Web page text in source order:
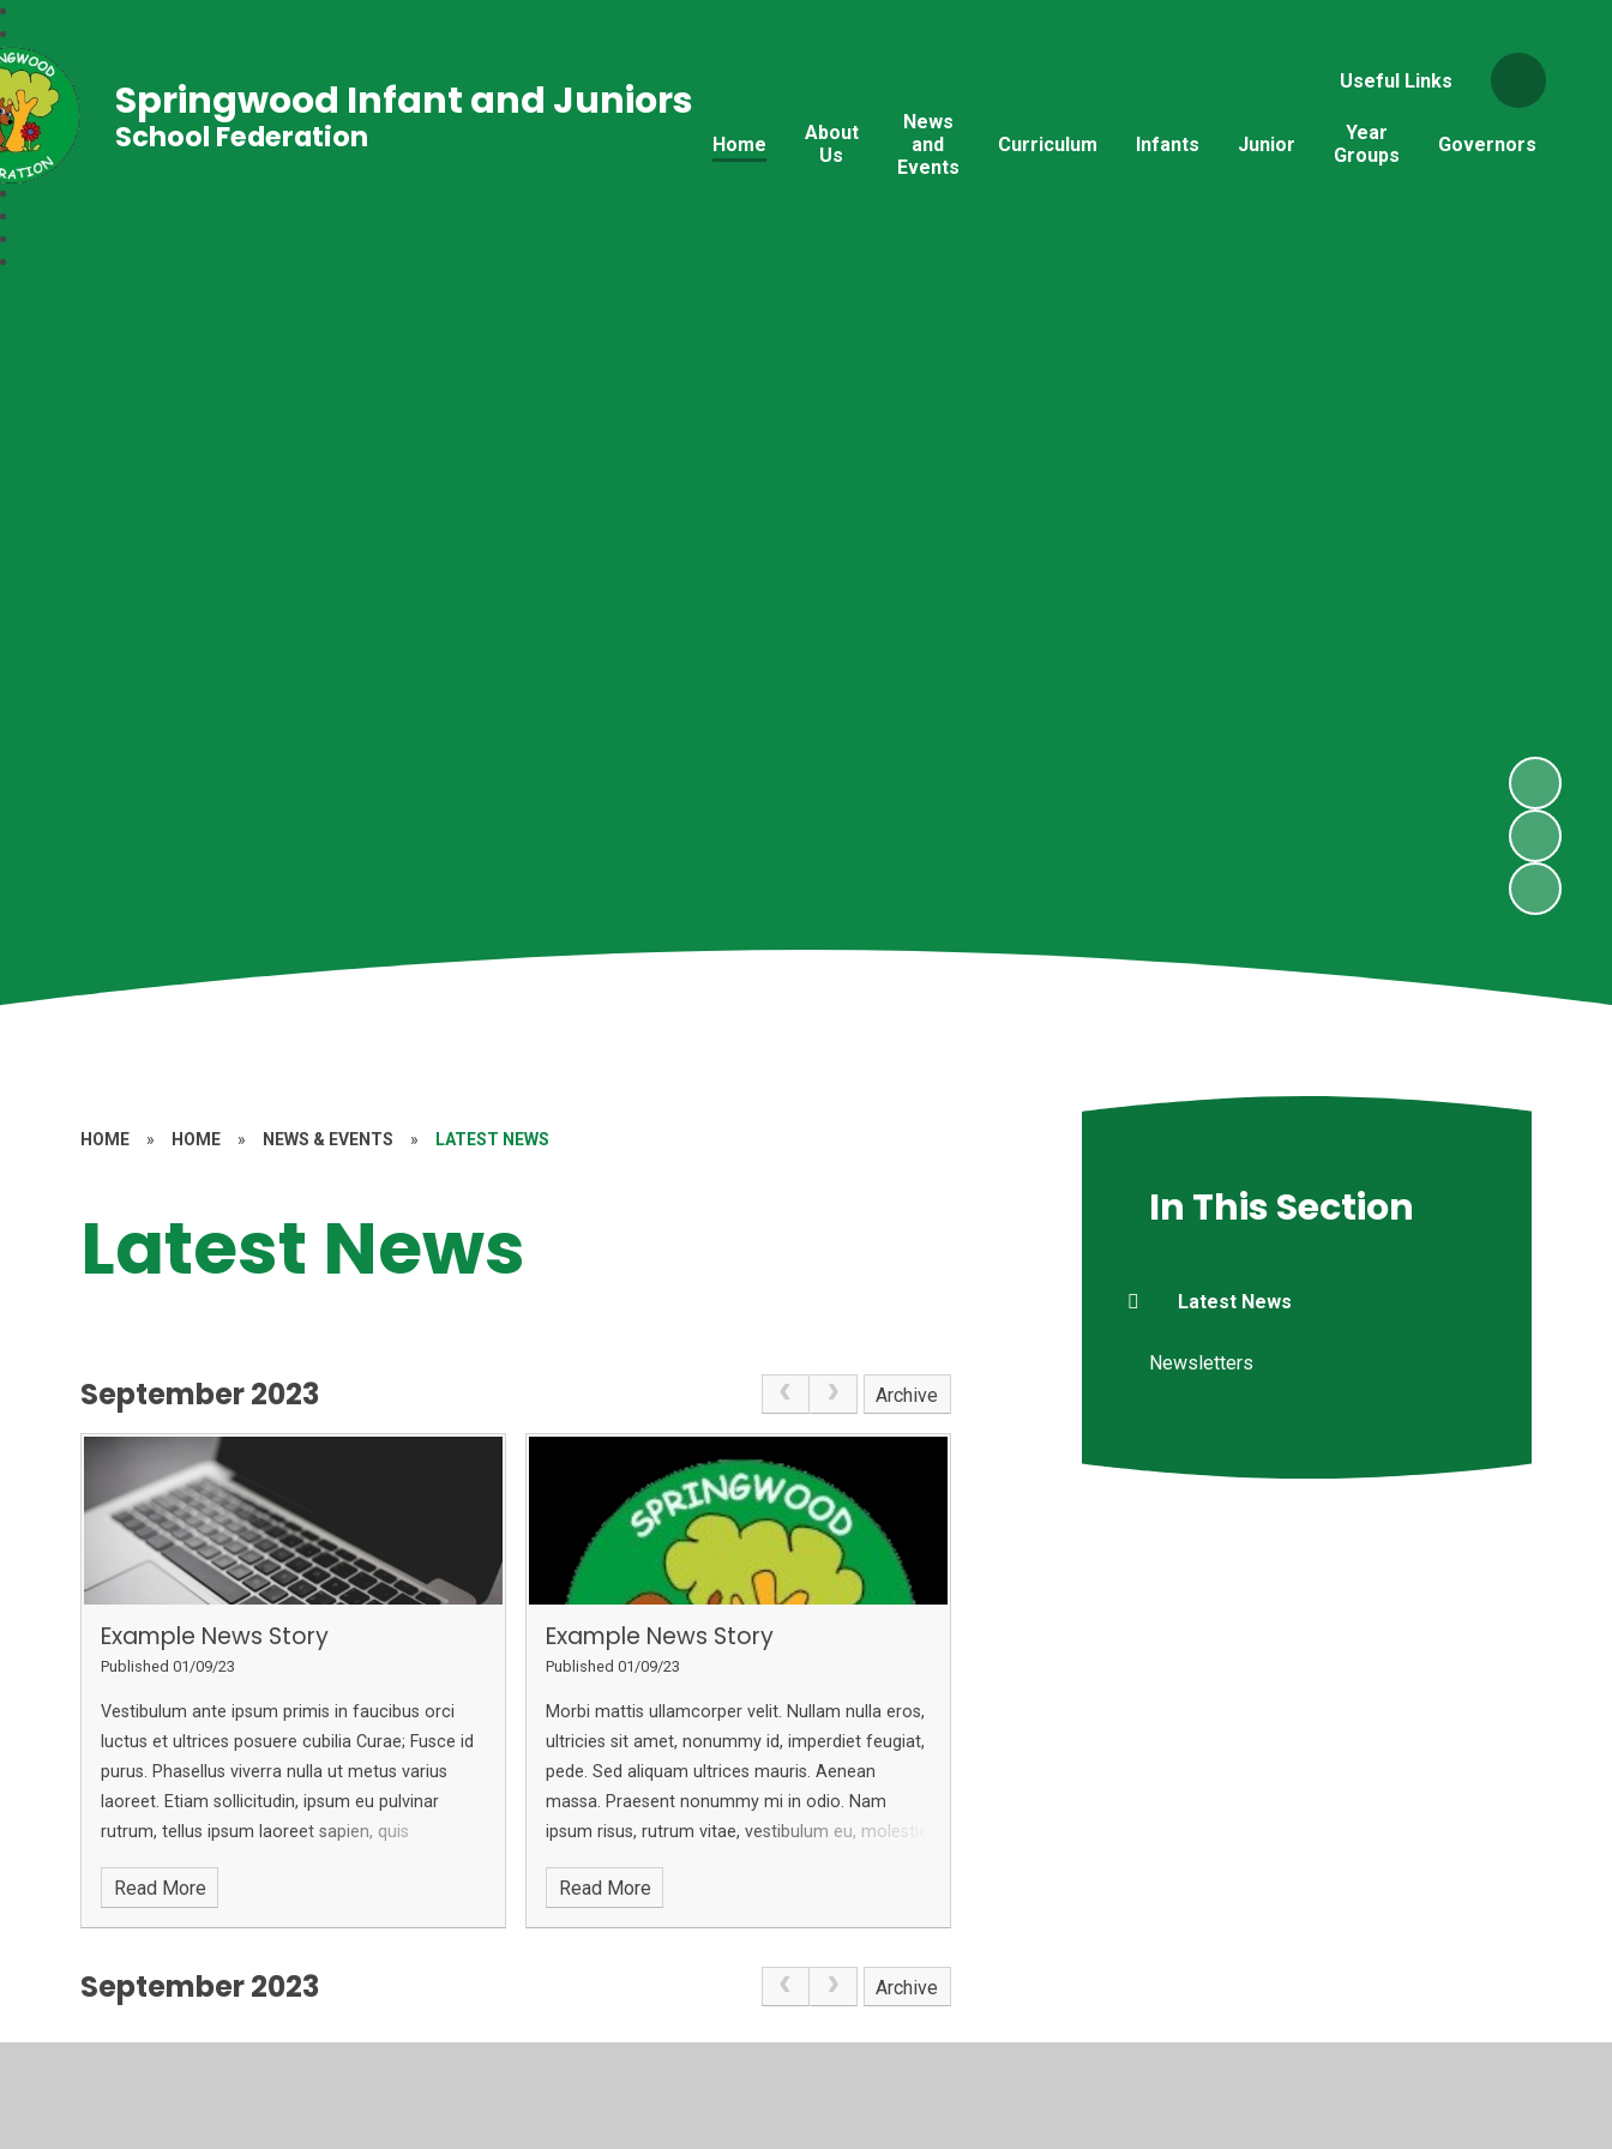
Useful Links
Home
About
Us
News
and
Events
Curriculum Infants Junior
Year
Groups
Governors
Springwood Infant and Juniors
School Federation
HOME » HOME » NEWS & EVENTS » LATEST NEWS
Latest News
September 2023 Archive
Example News Story
Published 01/09/23
Vestibulum ante ipsum primis in faucibus orci
luctus et ultrices posuere cubilia Curae; Fusce id
purus. Phasellus viverra nulla ut metus varius
laoreet. Etiam sollicitudin, ipsum eu pulvinar
rutrum, tellus ipsum laoreet sapien, quis
Sed mollis, eros et ultrices tempus, mauris ipsum
posuere eget, vestibulum et, tempor auctor,
justo. Sed magna purus, fermentum eu, tincidunt
eu, varius ut, felis.
Read More
Example News Story
Published 01/09/23
Morbi mattis ullamcorper velit. Nullam nulla eros,
ultricies sit amet, nonummy id, imperdiet feugiat,
pede. Sed aliquam ultrices mauris. Aenean
massa. Praesent nonummy mi in odio. Nam
ipsum risus, rutrum vitae, vestibulum eu, molestie
venenatis vitae, justo. Donec venenatis vulputate
Read More
September 2023 Archive
In This Section
Latest News
Newsletters